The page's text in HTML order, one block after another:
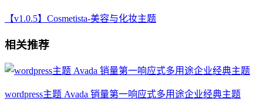
【v1.0.5】Cosmetista-美容与化妆主题
相关推荐
wordpress主题 Avada 销量第一响应式多用途企业经典主题